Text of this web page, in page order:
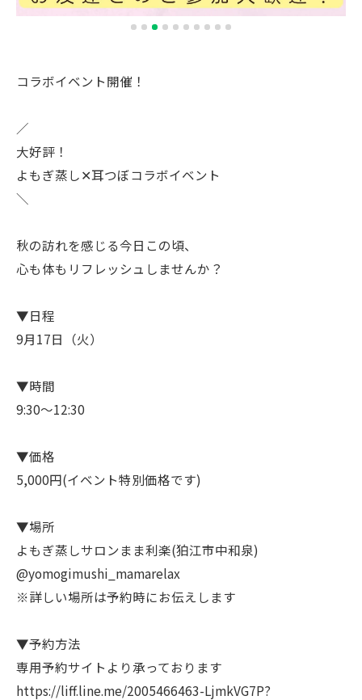
コラボイベント開催！
／
大好評！
よもぎ蒸し✕耳つぼコラボイベント
＼
秋の訪れを感じる今日この頃、
心も体もリフレッシュしませんか？
▼日程
9月17日（火）
▼時間
9:30〜12:30
▼価格
5,000円(イベント特別価格です)
▼場所
よもぎ蒸しサロンまま利楽(狛江市中和泉)
@yomogimushi_mamarelax
※詳しい場所は予約時にお伝えします
▼予約方法
専用予約サイトより承っております
https://liff.line.me/2005466463-LjmkVG7P?